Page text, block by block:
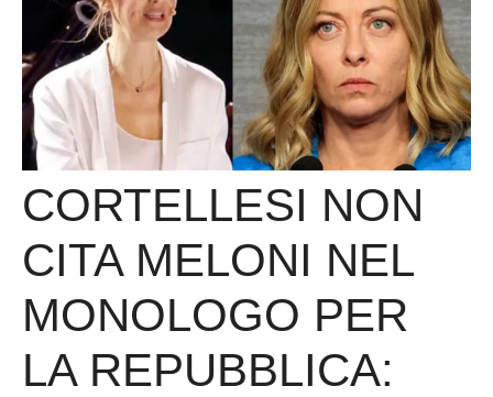
CORTELLESI NON
CITA MELONI NEL
MONOLOGO PER
LA REPUBBLICA: